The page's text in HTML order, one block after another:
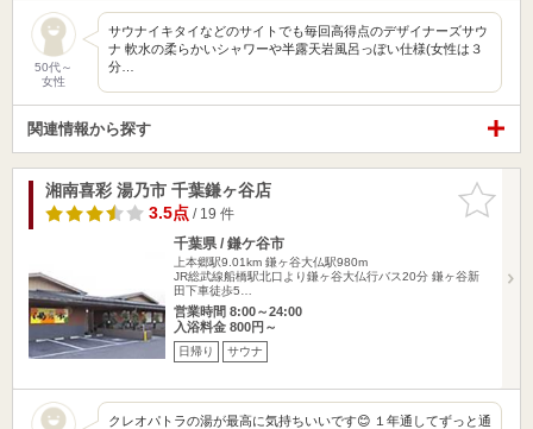
50代～
女性
サウナイキタイなどのサイトでも毎回高得点のデザイナーズサウ
ナ 軟水の柔らかいシャワーや半露天岩風呂っぽい仕様(女性は３
分…
関連情報から探す
お気に入
りに追加
湘南喜彩 湯乃市 千葉鎌ヶ谷店
3.5点/ 19 件
千葉県 / 鎌ケ谷市
上本郷駅9.01km 鎌ヶ谷大仏駅980m
JR総武線船橋駅北口より鎌ヶ谷大仏行バス20分 鎌ヶ谷新
田下車徒歩5…
営業時間 8:00～24:00
入浴料金 800円～
日帰り サウナ
クレオパトラの湯が最高に気持ちいいです😊 １年通してずっと通